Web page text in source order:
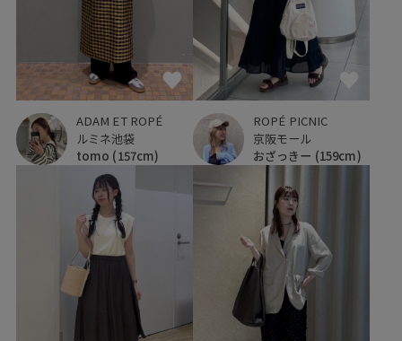
ADAM ET ROPÉ
ルミネ池袋
tomo (157cm)
ROPÉ PICNIC
京阪モール
おざっきー (159cm)